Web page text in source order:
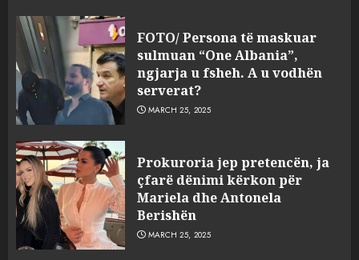
FOTO/ Persona të maskuar
sulmuan “One Albania”,
ngjarja u fsheh. A u vodhën
serverat?
MARCH 25, 2025
Prokuroria jep pretencën, ja
çfarë dënimi kërkon për
Mariela dhe Antonela
Berishën
MARCH 25, 2025